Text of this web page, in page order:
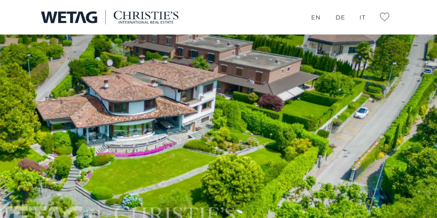
EN DE IT